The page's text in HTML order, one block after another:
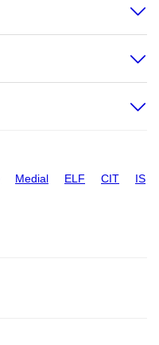
Medial ELF CIT IS